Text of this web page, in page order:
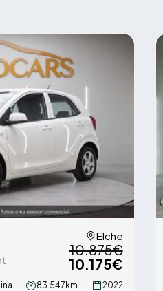
Elche
10.875€
10.175€
83.547km 2022